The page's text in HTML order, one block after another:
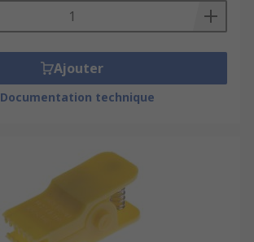
Ajouter
Documentation technique